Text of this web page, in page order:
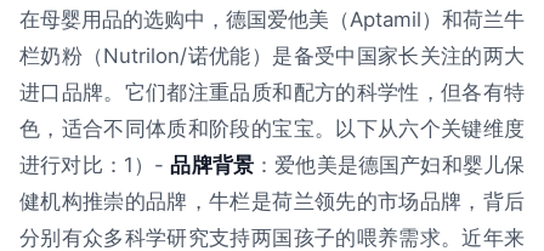
在母婴用品的选购中，德国爱他美（Aptamil）和荷兰牛
栏奶粉（Nutrilon/诺优能）是备受中国家长关注的两大
进口品牌。它们都注重品质和配方的科学性，但各有特
色，适合不同体质和阶段的宝宝。以下从六个关键维度
进行对比：1）-品牌背景 ：爱他美是德国产妇和婴儿保
健机构推崇的品牌，牛栏是荷兰领先的市场品牌，背后
分别有众多科学研究支持两国孩子的喂养需求。近年来